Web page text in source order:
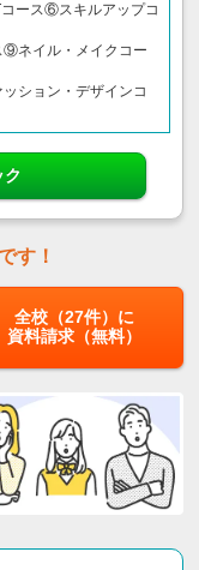
ース⑥スキルアップコ
ネイル・メイクコー
ション・デザインコ
ク
す！
全校（27件）に
資料請求（無料）